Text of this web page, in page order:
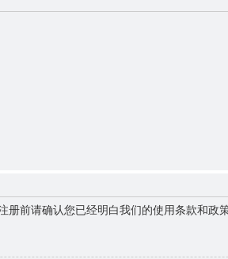
前请确认您已经明白我们的使用条款和政